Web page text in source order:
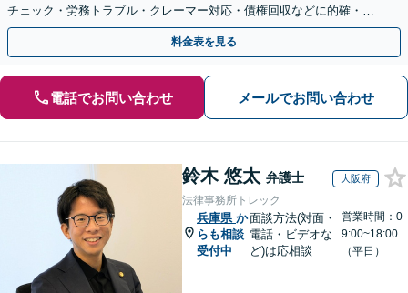
チェック・労務トラブル・クレーマー対応・債権回収などに的確・ス
ピーディに対応します。
料金表を見る
電話でお問い合わせ メールでお問い合わせ
鈴木 悠太 弁護士 大阪府
法律事務所トレック
兵庫県 か
らも相談
受付中
面談方法(対面・
電話・ビデオな
ど)は応相談
営業時間：0
9:00~18:00
（平日）